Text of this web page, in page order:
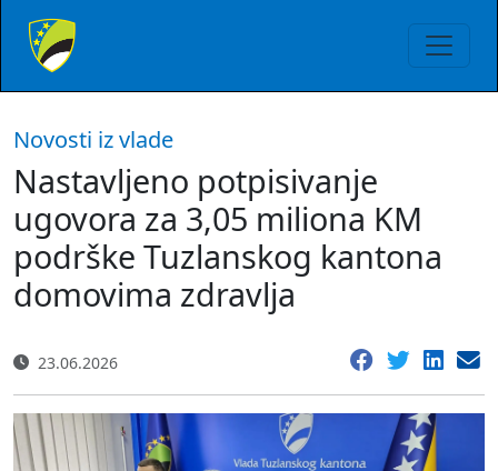
Novosti iz vlade
Nastavljeno potpisivanje
ugovora za 3,05 miliona KM
podrške Tuzlanskog kantona
domovima zdravlja
23.06.2026